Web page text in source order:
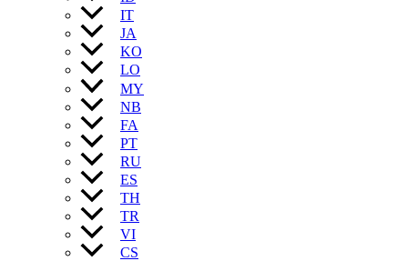
IT
JA
KO
LO
MY
NB
FA
PT
RU
ES
TH
TR
VI
CS